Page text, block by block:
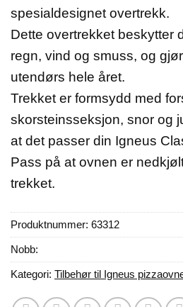
spesialdesignet overtrekk.
Dette overtrekket beskytter
regn, vind og smuss, og
utendørs hele året.
Trekket er formsydd med
skorsteinsseksjon, snor og
at det passer din Igneus
Pass på at ovnen er
trekket.
Produktnummer: 63312
Nobb:
Kategori: Tilbehør til Igneus